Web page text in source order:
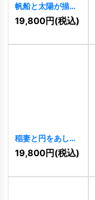
帆船と太陽が描く
冒険と未来のロゴ
11488 ]
19,800円(税込)
稲妻と円をあしら
った力強いSのロ
ゴ [ 11462 ]
19,800円(税込)